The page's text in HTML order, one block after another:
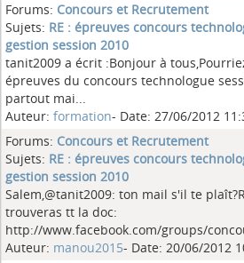
Forums: Concours et Recrutement
Sujets: RE : épreuves concours
gestion session 2010
tanit2009 a écrit :Bonjour à
épreuves du concours technologue
partout mai...
Auteur: formation- Date: 27/06/2012
Forums: Concours et Recrutement
Sujets: RE : épreuves concours
gestion session 2010
Salem,@tanit2009: ton mail s'il te
trouveras tt la doc:
http://www.facebook.com/groups/
Auteur: manou2015- Date: 20/06/2012